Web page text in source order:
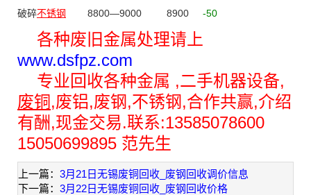
破碎不锈钢 8800—9000 8900 -50
各种废旧金属处理请上
www.dsfpz.com
专业回收各种金属 ,二手机器设备,
废铜,废铝,废钢,不锈钢,合作共赢,介绍
有酬,现金交易.联系:13585078600
15050699895 范先生
上一篇： 3月21日无锡废铜回收_废钢回收调价信息
下一篇： 3月22日无锡废铜回收_废钢回收价格